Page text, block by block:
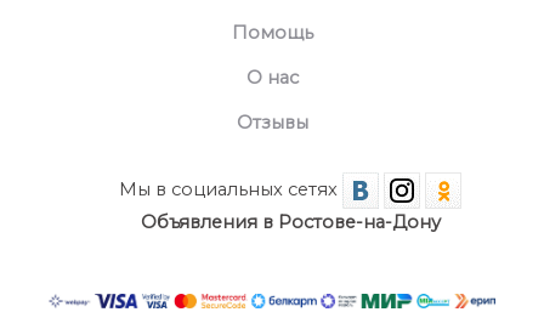
Помощь
О нас
Отзывы
Мы в социальных сетях
Объявления в Ростове-на-Дону